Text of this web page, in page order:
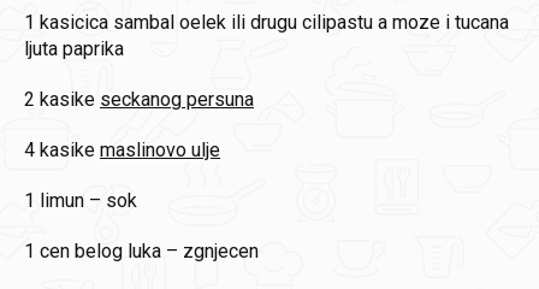
1 kasicica sambal oelek ili drugu cilipastu a moze i tucana
ljuta paprika
2 kasike seckanog persuna
4 kasike maslinovo ulje
1 limun – sok
1 cen belog luka – zgnjecen